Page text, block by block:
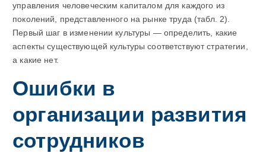
управления человеческим капиталом для каждого из
поколений, представленного на рынке труда (табл. 2).
Первый шаг в изменении культуры — определить, какие
аспекты существующей культуры соответствуют стратегии,
а какие нет.
Ошибки в
организации развития
сотрудников